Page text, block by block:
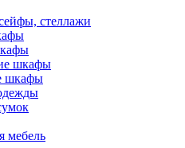
стеллажи
шкафы
шкафы
мебель